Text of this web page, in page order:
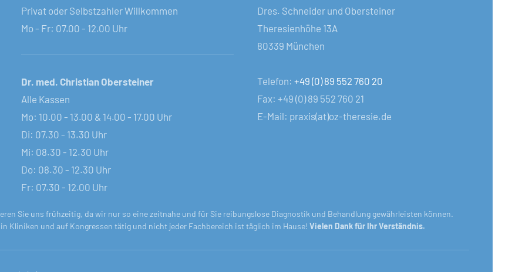
Privat oder Selbstzahler Willkommen
Mo - Fr: 07.00 - 12.00 Uhr
Dr. med. Christian Obersteiner
Alle Kassen
Mo: 10.00 - 13.00 & 14.00 - 17.00 Uhr
Di: 07.30 - 13.30 Uhr
Mi: 08.30 - 12.30 Uhr
Do: 08.30 - 12.30 Uhr
Fr: 07.30 - 12.00 Uhr
Dres. Schneider und Obersteiner
Theresienhöhe 13A
80339 München
Telefon: +49 (0) 89 552 760 20
Fax: +49 (0) 89 552 760 21
E-Mail: praxis(at)oz-theresie.de
Sie uns frühzeitig, da wir nur so eine zeitnahe und für Sie reibungslose Diagnostik und Behandlung gewährleisten können.
Kliniken und auf Kongressen tätig und nicht jeder Fachbereich ist täglich im Hause! Vielen Dank für Ihr Verständnis.